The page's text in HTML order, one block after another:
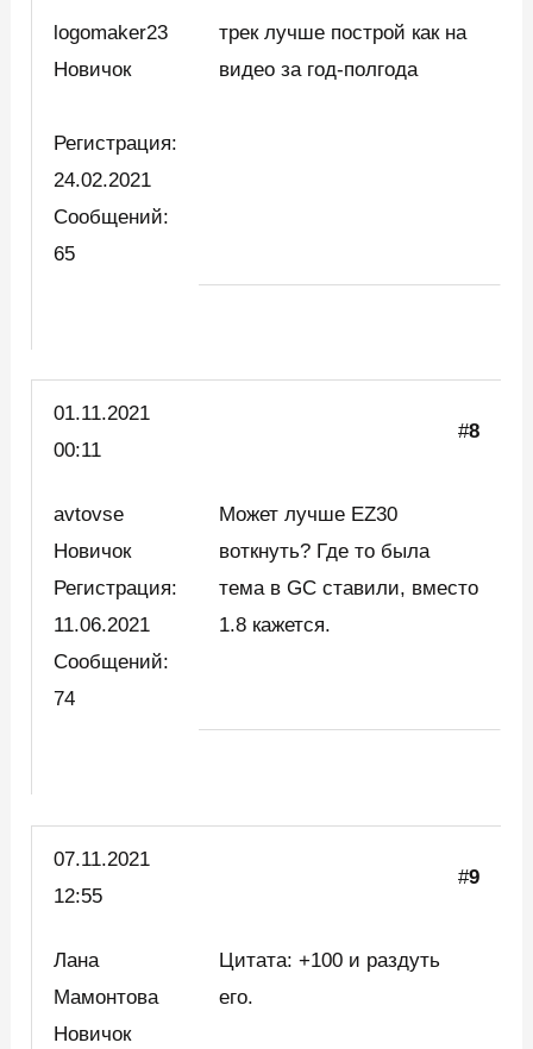
logomaker23
Новичок
Регистрация:
24.02.2021
Сообщений:
65
трек лучше построй как на
видео за год-полгода
01.11.2021
00:11
#8
avtovse
Новичок
Регистрация:
11.06.2021
Сообщений:
74
Может лучше EZ30
воткнуть? Где то была
тема в GC ставили, вместо
1.8 кажется.
07.11.2021
12:55
#9
Лана
Мамонтова
Новичок
Цитата: +100 и раздуть
его.